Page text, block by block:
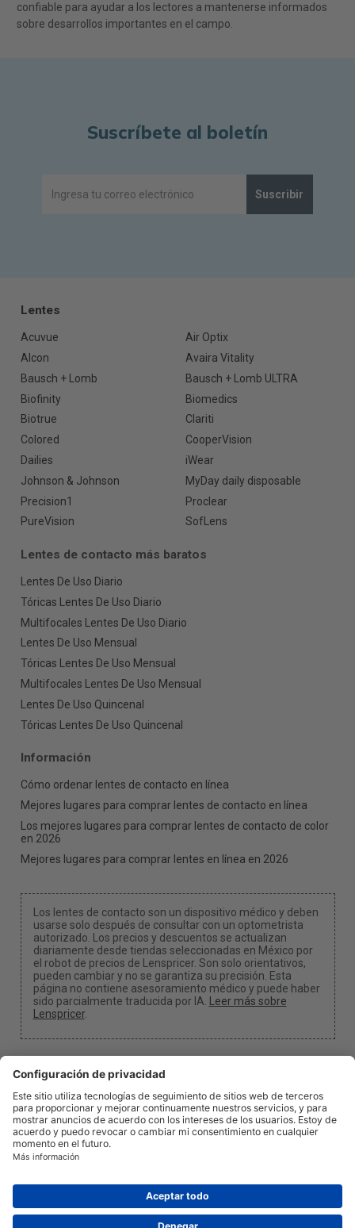
confiable para ayudar a los lectores a mantenerse informados
sobre desarrollos importantes en el campo.
Suscríbete al boletín
Suscribir
Lentes
Acuvue
Air Optix
Alcon
Avaira Vitality
Bausch + Lomb
Bausch + Lomb ULTRA
Biofinity
Biomedics
Biotrue
Clariti
Colored
CooperVision
Dailies
iWear
Johnson & Johnson
MyDay daily disposable
Precision1
Proclear
PureVision
SofLens
Lentes de contacto más baratos
Lentes De Uso Diario
Tóricas Lentes De Uso Diario
Multifocales Lentes De Uso Diario
Lentes De Uso Mensual
Tóricas Lentes De Uso Mensual
Multifocales Lentes De Uso Mensual
Lentes De Uso Quincenal
Tóricas Lentes De Uso Quincenal
Información
Cómo ordenar lentes de contacto en línea
Mejores lugares para comprar lentes de contacto en línea
Los mejores lugares para comprar lentes de contacto de color
en 2026
Mejores lugares para comprar lentes en línea en 2026
Los lentes de contacto son un dispositivo médico y deben
usarse solo después de consultar con un optometrista
autorizado. Los precios y descuentos se actualizan
diariamente desde tiendas seleccionadas en México por
el robot de precios de Lenspricer. Son solo orientativos,
pueden cambiar y no se garantiza su precisión. Esta
página no contiene asesoramiento médico y puede haber
sido parcialmente traducida por IA.
Leer más sobre
Lenspricer.
Configuración de cookies y privacidad
Podemos ganar una comisión si utilizas uno de
nuestros enlaces para realizar una compra.
Acerca de nosotrosNoticiasInformación
Política de PrivacidadLegalinfo@lenspricer.mx